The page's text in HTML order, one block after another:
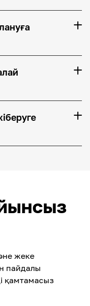
жеке
пайдалы
қамтамасыз